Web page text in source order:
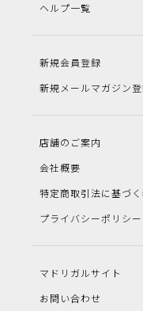
ヘルプ一覧
新規会員登録
新規メールマガジン
店舗のご案内
会社概要
特定商取引法に基づ
プライバシーポリシー
マドリガルサイト
お問い合わせ